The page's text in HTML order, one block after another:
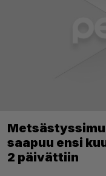
saapuu ensi
2 päivättiin